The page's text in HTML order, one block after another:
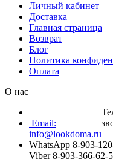
Личный кабинет
Доставка
Главная страница
Возврат
Блог
Политика
Оплата
О нас
Email:
info@lookdoma.ru
WhatsApp 8-903-
Viber 8-903-366-62-